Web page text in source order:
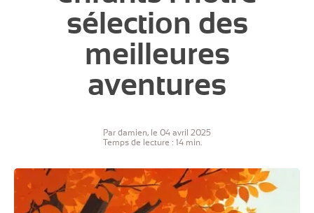
sélection des
meilleures
aventures
Par damien, le 04 avril 2025
Temps de lecture : 14 min.